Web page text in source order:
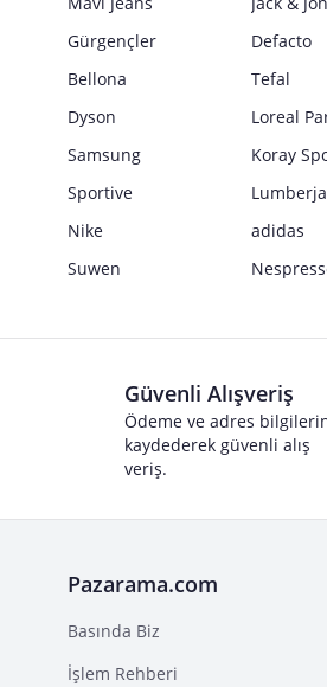
Gürgençler
Defacto
Bellona
Tefal
Dyson
Loreal
Samsung
Koray
Sportive
Nike
adidas
Suwen
Güvenli Alışveriş
Ödeme ve adres
kaydederek güvenli alış
veriş.
Pazarama.com
Basında Biz
İşlem Rehberi